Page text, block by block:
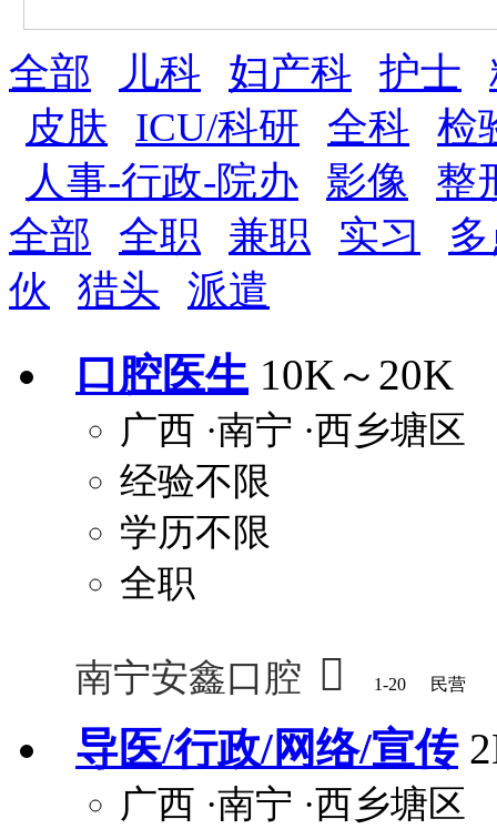
薪资与社保
五险 住房公积金 企业
全勤奖 加班补助 全薪病假 股票
法定节假日三薪 工龄奖 带薪年假 年终
晋升与政策
8小时工作制 周末双休
关怀与福利
包吃 住房补贴
定期团建 节日福利
解决户口 事业编制
员工旅游
全部 儿科 妇产科 护士
皮肤
ICU/科研 全科
检
人事-行政-院办
影像
整
全部
全职 兼职 实习
伙
猎头 派遣
口腔医生 10K～20K
广西 ·南宁 ·西乡塘区
经验不限
学历不限
全职
南宁安鑫口腔  1-20 民营
导医/行政/网络/宣传
广西 ·南宁 ·西乡塘区